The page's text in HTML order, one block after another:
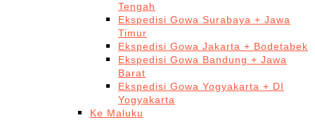
Tengah
Ekspedisi Gowa Surabaya + Jawa
Timur
Ekspedisi Gowa Jakarta + Bodetabek
Ekspedisi Gowa Bandung + Jawa
Barat
Ekspedisi Gowa Yogyakarta + DI
Yogyakarta
Ke Maluku